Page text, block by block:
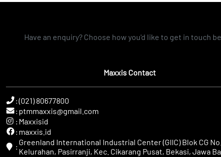
Have an enquiry? Choose how you'd like to get in touch
Maxxis Contact
:(021) 80677800
: ptmmaxxis@gmail.com
: Maxxisid
: maxxis.id
: Greenland International Industrial Center (GIIC) Blok CG
Kelurahan, Pasirranji, Kec. Cikarang Pusat, Bekasi, Jawa